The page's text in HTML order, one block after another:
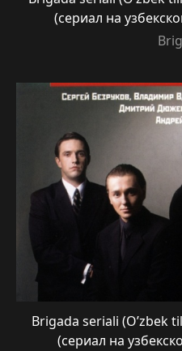
(сериал на
Brigada seriali (O’zbek
(сериал на